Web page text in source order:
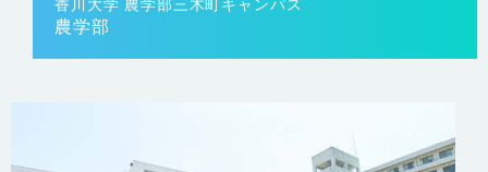
香川大学 農学部三木町キャンパス
農学部